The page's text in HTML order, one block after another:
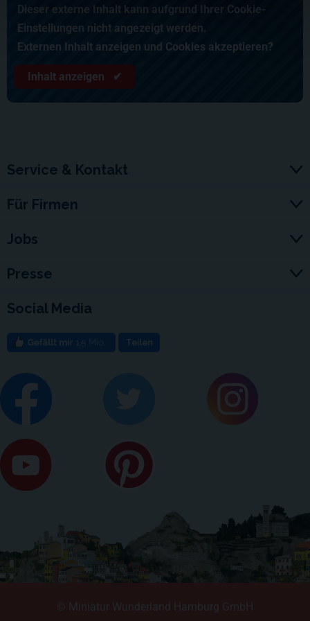
Dieser externe Inhalt kann aufgrund Ihrer Cookie-
Einstellungen nicht angezeigt werden.
Externen Inhalt anzeigen und Cookies akzeptieren?
Inhalt anzeigen ✔
Service & Kontakt
Für Firmen
Jobs
Presse
Social Media
© Miniatur Wunderland Hamburg GmbH